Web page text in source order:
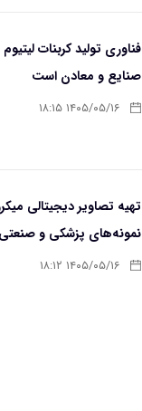
فناوری تولید کربنات لیتیوم
صنایع و معادن است
۱۴۰۵/۰۵/۱۶ ۱۸:۱۵
تهیه تصاویر دیجیتالی
نمونه‌های پزشکی و صنعتی
۱۴۰۵/۰۵/۱۶ ۱۸:۱۲